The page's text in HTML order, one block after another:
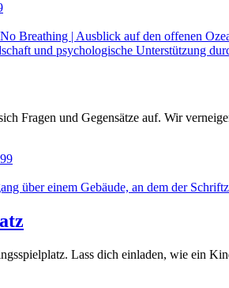
Fragen und Gegensätze auf. Wir
Lass dich einladen, wie ein